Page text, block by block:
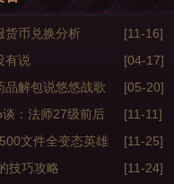
货币兑换分析
[11-16]
有说
[04-17]
品解包说悠悠战歌
[05-20]
：法师27级前后
[11-11]
文件全变态英雄
[11-25]
技巧攻略
[11-24]